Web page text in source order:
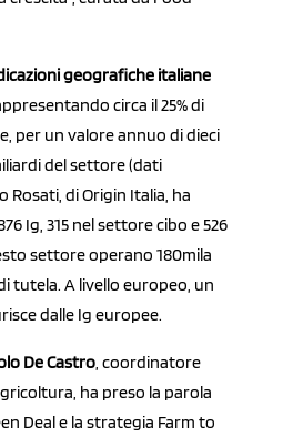
geografiche italiane
circa il 25% di
per un valore annuo di dieci
del settore (dati
Rosati, di Origin Italia, ha
Ig, 315 nel settore cibo e 526
settore operano 180mila
tutela. A livello europeo, un
dalle Ig europee.
De Castro, coordinatore
ha preso la parola
Deal e la strategia Farm to